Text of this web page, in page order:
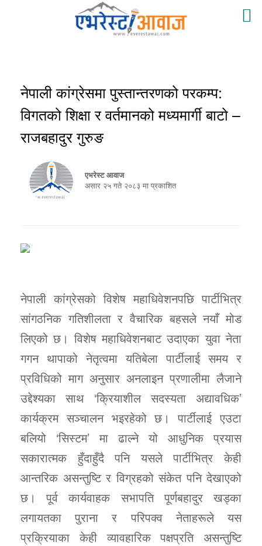
नेपाली कांग्रेसमा पुस्तान्तरणको परकम्प:
विगतको शिक्षा र वर्तमानको मध्यमार्गी बाटो –
राजबहादुर गुरुङ
एभरेस्ट आवाज
असार २५ गते २०८३ मा प्रकाशित
नेपाली कांग्रेसको विशेष महाधिवेशनपछि पार्टीभित्र
सांगठनिक गतिशीलता र वैचारिक बहसले नयाँ मोड
लिएको छ। विशेष महाधिवेशनबाट उदाएका युवा नेता
गगन थापाको नेतृत्वमा यतिबेला पार्टीलाई समय र
प्रविधिको माग अनुसार अनलाइन प्रणालीमा लैजाने
उद्देश्यका साथ ‘क्रियाशील सदस्यता अद्यावधिक’
कार्यक्रम सञ्चालन भइरहेको छ। पार्टीलाई एउटा
बलियो ‘सिस्टम’ मा ढाल्ने यो आधुनिक प्रयास
सकारात्मक हुँदाहुँदै पनि यसले पार्टीभित्र केही
आन्तरिक असन्तुष्टि र विग्रहको संकेत पनि देखाएको
छ। पूर्व कार्यवाहक सभापति पूर्णबहादुर खड्का
लगायतका पुराना र परिपक्व नेताहरूले यस
प्रक्रियाका केही व्यावहारिक पक्षप्रति असन्तुष्टि